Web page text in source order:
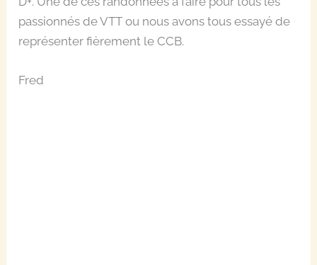
passionnés de VTT ou nous avons tous essayé de
représenter fièrement le CCB.
Fred